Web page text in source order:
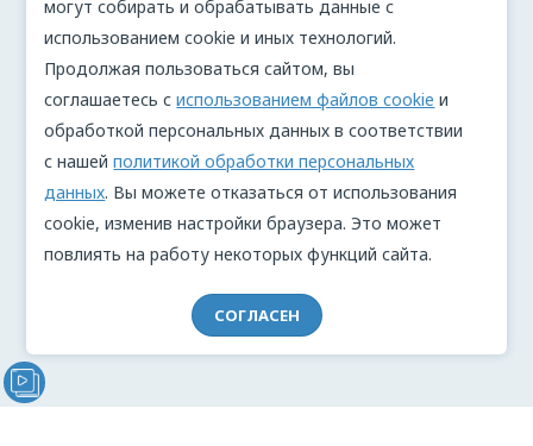
могут собирать и обрабатывать данные с
использованием cookie и иных технологий.
Продолжая пользоваться сайтом, вы
соглашаетесь сиспользованием файлов cookie и
обработкой персональных данных в соответствии
с нашейполитикой обработки персональных
данных. Вы можете отказаться от использования
cookie, изменив настройки браузера. Это может
повлиять на работу некоторых функций сайта.
СОГЛАСЕН